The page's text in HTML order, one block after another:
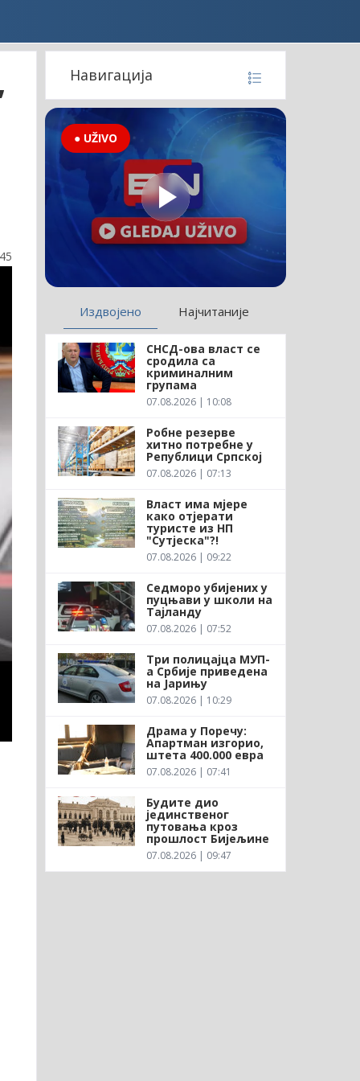
Навигација
● UŽIVO
Издвојено Најчитаније
СНСД-ова власт се
сродила са
криминалним
групама
07.08.2026 | 10:08
Робне резерве
хитно потребне у
Републици Српској
07.08.2026 | 07:13
Власт има мјере
како отјерати
туристе из НП
"Сутјеска"?!
07.08.2026 | 09:22
Седморо убијених у
пуцњави у школи на
Тајланду
07.08.2026 | 07:52
Три полицајца МУП-
а Србије приведена
на Јарињу
07.08.2026 | 10:29
Драма у Поречу:
Апартман изгорио,
штета 400.000 евра
07.08.2026 | 07:41
Будите дио
јединственог
путовања кроз
прошлост Бијељине
07.08.2026 | 09:47